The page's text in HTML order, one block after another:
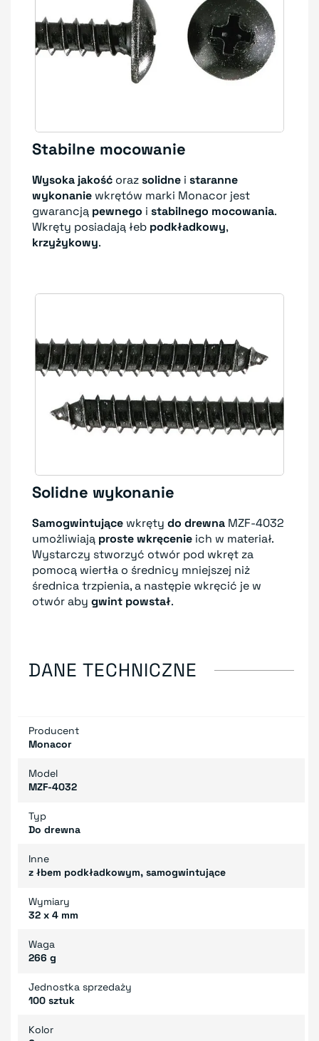
Stabilne mocowanie
Wysoka jakość orazsolidne i staranne
wykonanie wkrętów marki Monacor jest
gwarancją pewnego i stabilnego mocowania.
Wkręty posiadają łeb podkładkowy,
krzyżykowy.
Solidne wykonanie
Samogwintujące wkręty do drewna MZF-4032
umożliwiają proste wkręcenie ich w materiał.
Wystarczy stworzyć otwór pod wkręt za
pomocą wiertła o średnicy mniejszej niż
średnica trzpienia, a następie wkręcić je w
otwór aby gwint powstał.
DANE TECHNICZNE
Producent
Monacor
Model
MZF-4032
Typ
Do drewna
Inne
z łbem podkładkowym, samogwintujące
Wymiary
32 x 4 mm
Waga
266 g
Jednostka sprzedaży
100 sztuk
Kolor